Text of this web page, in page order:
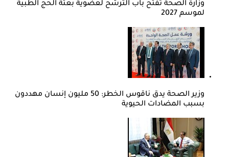
وزارة الصحة تفتح باب الترشح لعضوية بعثة الحج الطبية
لموسم 2027
وزير الصحة يدق ناقوس الخطر: 50 مليون إنسان مهددون
بسبب المضادات الحيوية